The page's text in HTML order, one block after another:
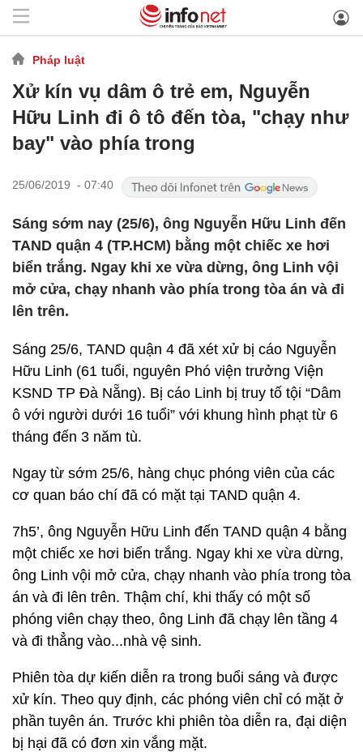
Pháp luật
Xử kín vụ dâm ô trẻ em, Nguyễn
Hữu Linh đi ô tô đến tòa, "chạy như
bay" vào phía trong
25/06/2019 - 07:40
Sáng sớm nay (25/6), ông Nguyễn Hữu Linh đến
TAND quận 4 (TP.HCM) bằng một chiếc xe hơi
biển trắng. Ngay khi xe vừa dừng, ông Linh vội
mở cửa, chạy nhanh vào phía trong tòa án và đi
lên trên.
Sáng 25/6, TAND quận 4 đã xét xử bị cáo Nguyễn
Hữu Linh (61 tuổi, nguyên Phó viện trưởng Viện
KSND TP Đà Nẵng). Bị cáo Linh bị truy tố tội “Dâm
ô với người dưới 16 tuổi” với khung hình phạt từ 6
tháng đến 3 năm tù.
Ngay từ sớm 25/6, hàng chục phóng viên của các
cơ quan báo chí đã có mặt tại TAND quận 4.
7h5’, ông Nguyễn Hữu Linh đến TAND quận 4 bằng
một chiếc xe hơi biển trắng. Ngay khi xe vừa dừng,
ông Linh vội mở cửa, chạy nhanh vào phía trong tòa
án và đi lên trên. Thậm chí, khi thấy có một số
phóng viên chạy theo, ông Linh đã chạy lên tầng 4
và đi thẳng vào...nhà vệ sinh.
Phiên tòa dự kiến diễn ra trong buổi sáng và được
xử kín. Theo quy định, các phóng viên chỉ có mặt ở
phần tuyên án. Trước khi phiên tòa diễn ra, đại diện
bị hại đã có đơn xin vắng mặt.